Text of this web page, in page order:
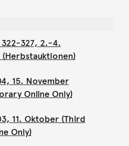
327, 2.-4.
(Herbstauktionen)
15. November
Online Only)
11. Oktober (Third
Only)